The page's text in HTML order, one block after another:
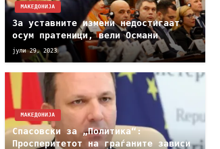
МАКЕДОНИЈА
За уставните измени недостигаат
осум пратеници, вели Османи
јули 29, 2023
МАКЕДОНИЈА
Спасовски за „Политика“:
Просперитетот на граѓаните зависи